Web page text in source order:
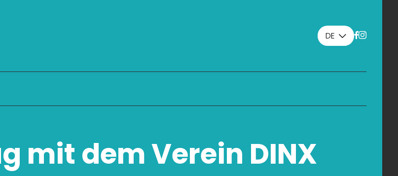
DE
mit dem Verein DINX